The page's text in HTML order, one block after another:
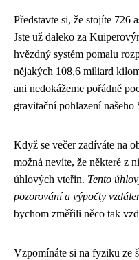
Představte si, že stojíte 726
Jste už daleko za
hvězdný systém pomalu
nějakých 108,6 miliard
ani nedokážeme pořádně
gravitační pohlazení našeho
Když se večer zadíváte na
možná nevíte, že některé z
úhlových vteřin. Tento
pozorování a výpočty
bychom změřili něco tak
Vzpomínáte si na fyziku ze